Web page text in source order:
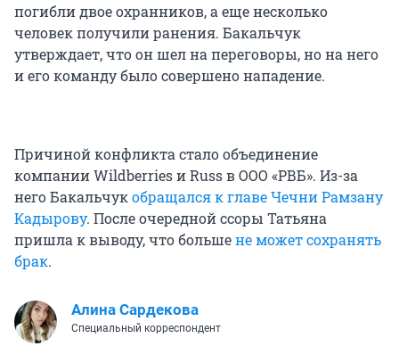
погибли двое охранников, а еще несколько
человек получили ранения. Бакальчук
утверждает, что он шел на переговоры, но на него
и его команду было совершено нападение.
Причиной конфликта стало объединение
компании Wildberries и Russ в ООО «РВБ». Из-за
него Бакальчукобращался к главе Чечни Рамзану
Кадырову. После очередной ссоры Татьяна
пришла к выводу, что большене может сохранять
брак.
Алина Сардекова
Специальный корреспондент